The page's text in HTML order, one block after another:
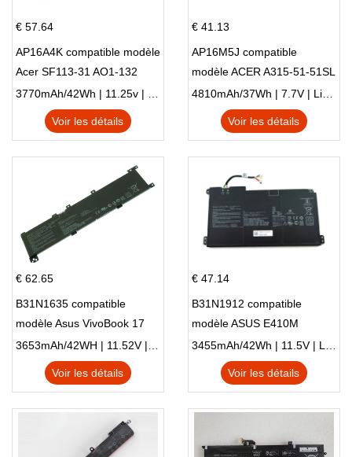
€ 57.64
AP16A4K compatible modèle
Acer SF113-31 AO1-132
NE132
3770mAh/42Wh | 11.25v | Li-ion ...
Voir les détails
€ 41.13
AP16M5J compatible
modèle ACER A315-51-51SL
N17Q1 SERIES
4810mAh/37Wh | 7.7V | Li-ion ...
Voir les détails
€ 62.65
B31N1635 compatible
modèle Asus VivoBook 17
X705NC X705UA X705UV
X705UN X705UD
3653mAh/42WH | 11.52V | Li-ion ...
Voir les détails
€ 47.14
B31N1912 compatible
modèle ASUS E410M
E410MA L410MA
3455mAh/42Wh | 11.5V | Li-ion ...
Voir les détails